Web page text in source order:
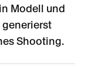
Modell und
Shooting.